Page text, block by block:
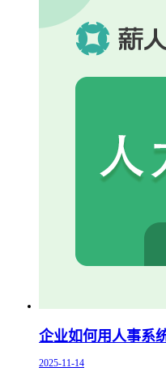
企业如何用人事系
2025-11-14